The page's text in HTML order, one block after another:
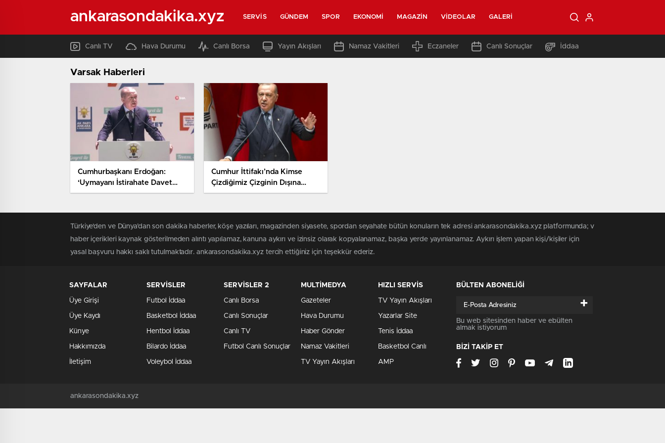
ankarasondakika.xyz SERVIS GÜNDEM SPOR EKONOMI MAGAZIN VIDEOLAR GALERI
Canlı TV Hava Durumu Canlı Borsa Yayın Akışları Namaz Vakitleri Eczaneler Canlı Sonuçlar İddaa
Varsak Haberleri
Cumhurbaşkanı Erdoğan:
‘Uymayanı İstirahate Davet
Ederiz’
Cumhur İttifakı’nda Kimse
Çizdiğimiz Çizginin Dışına
Çıkamaz’
Türkiye'den ve Dünya’dan son dakika haberler, köşe yazıları, magazinden siyasete, spordan seyahate bütün konuların tek adresi ankarasondakika.xyz platformunda; v
haber içerikleri kaynak gösterilmeden alıntı yapılamaz, kanuna aykırı ve izinsiz olarak kopyalanamaz, başka yerde yayınlanamaz. Aykırı işlem yapan kişi/kişiler için
yasal başvuru hakkı saklı tutulmaktadır. ankarasondakika.xyz tercih ettiğiniz için teşekkür ederiz.
SAYFALAR
Üye Girişi
Üye Kaydı
Künye
Hakkımızda
İletişim
SERVİSLER
Futbol İddaa
Basketbol İddaa
Hentbol İddaa
Bilardo İddaa
Voleybol İddaa
SERVİSLER 2
Canlı Borsa
Canlı Sonuçlar
Canlı TV
Futbol Canlı Sonuçlar
MULTİMEDYA
Gazeteler
Hava Durumu
Haber Gönder
Namaz Vakitleri
TV Yayın Akışları
HIZLI SERVİS
TV Yayın Akışları
Yazarlar Site
Tenis İddaa
Basketbol Canlı
AMP
BÜLTEN ABONELİĞİ
+
Bu web sitesinden haber ve ebülten
almak istiyorum
BİZİ TAKİP ET
ankarasondakika.xyz